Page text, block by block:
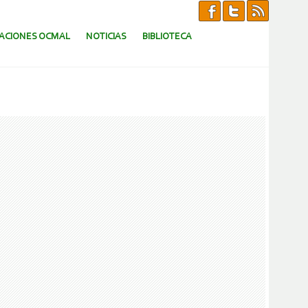
OCMAL NOTICIAS BIBLIOTECA